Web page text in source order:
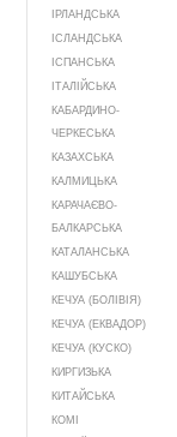
ІРЛАНДСЬКА
ІСЛАНДСЬКА
ІСПАНСЬКА
ІТАЛІЙСЬКА
КАБАРДИНО-
ЧЕРКЕСЬКА
КАЗАХСЬКА
КАЛМИЦЬКА
КАРАЧАЄВО-
БАЛКАРСЬКА
КАТАЛАНСЬКА
КАШУБСЬКА
КЕЧУА (БОЛІВІЯ)
КЕЧУА (ЕКВАДОР)
КЕЧУА (КУСКО)
КИРГИЗЬКА
КИТАЙСЬКА
КОМІ